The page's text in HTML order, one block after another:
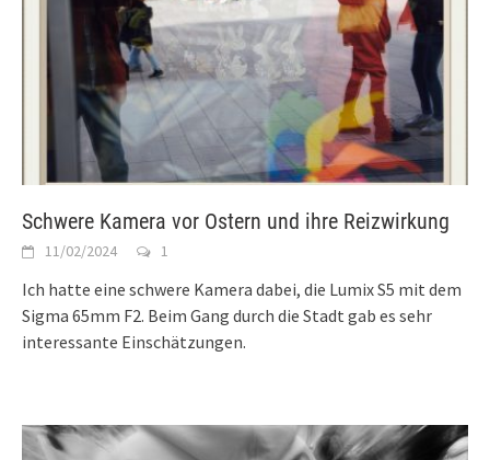
Schwere Kamera vor Ostern und ihre Reizwirkung
11/02/2024 1
Ich hatte eine schwere Kamera dabei, die Lumix S5 mit dem
Sigma 65mm F2. Beim Gang durch die Stadt gab es sehr
interessante Einschätzungen.